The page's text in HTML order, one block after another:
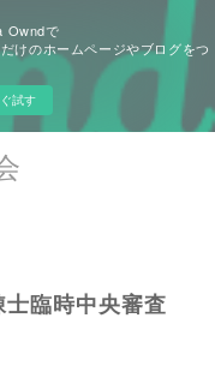
Owndで
けのホームページやブログをつ
試す
臨時中央審査